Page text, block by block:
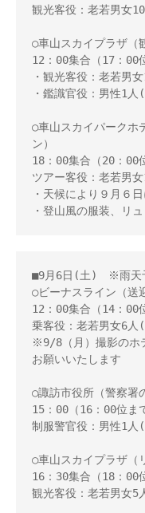
観光客役：老若男女
○車山スカイプラザ（
12：00集合（17：00
・観光客役：老若男
・鑑識官役：男性1
○車山スカイパークホ
ン）
18：00集合（20：00
ツアー客役：老若男
・天候により９月６
・登山風の服装、リ
■9月6日(土)　※雨天
○ビーナスライン（送
12：00集合（14：00
乗客役：老若男女6人
※9/8（月）撮影のホ
お願いいたします
○諏訪市役所（警察署
15：00（16：00位ま
制服警官役：男性1人
○車山スカイプラザ（
16：30集合（18：00
観光客役：老若男女5